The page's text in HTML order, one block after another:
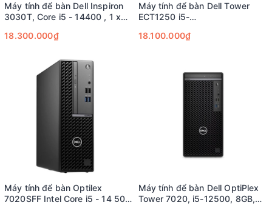
Máy tính để bàn Dell Inspiron
3030T, Core i5 - 14400 , 1 x
18.300.000₫
Máy tính để bàn Dell Tower
ECT1250 i5-
18.100.000₫
Máy tính để bàn Optilex
7020SFF Intel Core i5 - 14 500
Máy tính để bàn Dell OptiPlex
Tower 7020, i5-12500, 8GB,